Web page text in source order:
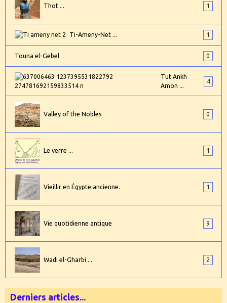
Thot ... 1
Ti-Ameny-Net ... 1
Touna el-Gebel 0
Tut Ankh
Amon ...
4
Valley of the Nobles 0
Le verre ... 1
Vieillir en Égypte ancienne. 1
Vie quotidienne antique 9
Wadi el-Gharbi ... 2
Derniers articles...